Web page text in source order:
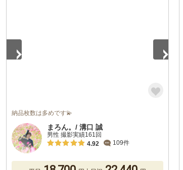
納品枚数は多めです💫
まろん。/ 溝口 誠
男性 撮影実績161回
4.92
109件